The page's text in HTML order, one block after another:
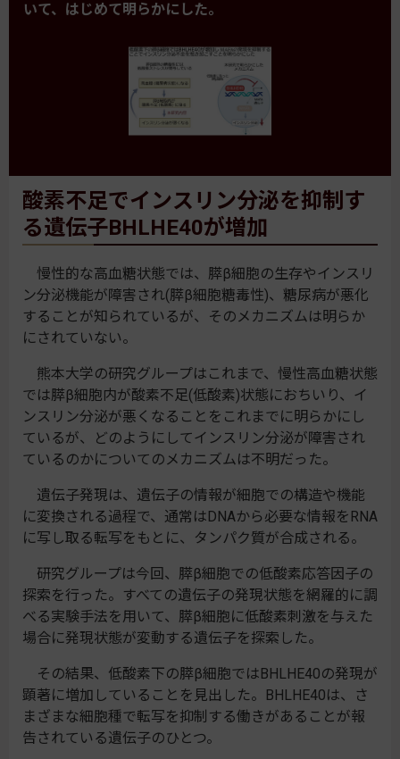
いて、はじめて明らかにした。
酸素不足でインスリン分泌を抑制す
る遺伝子BHLHE40が増加
慢性的な高血糖状態では、膵β細胞の生存やインスリ
ン分泌機能が障害され(膵β細胞糖毒性)、糖尿病が悪化
することが知られているが、そのメカニズムは明らか
にされていない。
熊本大学の研究グループはこれまで、慢性高血糖状態
では膵β細胞内が酸素不足(低酸素)状態におちいり、イ
ンスリン分泌が悪くなることをこれまでに明らかにし
ているが、どのようにしてインスリン分泌が障害され
ているのかについてのメカニズムは不明だった。
遺伝子発現は、遺伝子の情報が細胞での構造や機能
に変換される過程で、通常はDNAから必要な情報をRNA
に写し取る転写をもとに、タンパク質が合成される。
研究グループは今回、膵β細胞での低酸素応答因子の
探索を行った。すべての遺伝子の発現状態を網羅的に調
べる実験手法を用いて、膵β細胞に低酸素刺激を与えた
場合に発現状態が変動する遺伝子を探索した。
その結果、低酸素下の膵β細胞ではBHLHE40の発現が
顕著に増加していることを見出した。BHLHE40は、さ
まざまな細胞種で転写を抑制する働きがあることが報
告されている遺伝子のひとつ。